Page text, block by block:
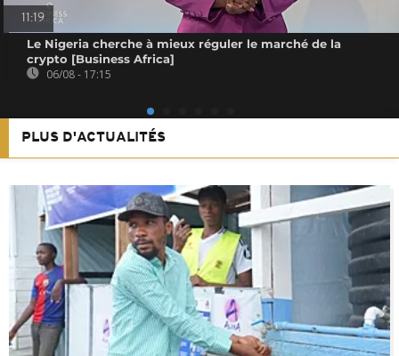
11:19
Le Nigeria cherche à mieux réguler le marché de la
crypto [Business Africa]
06/08 - 17:15
PLUS D'ACTUALITÉS